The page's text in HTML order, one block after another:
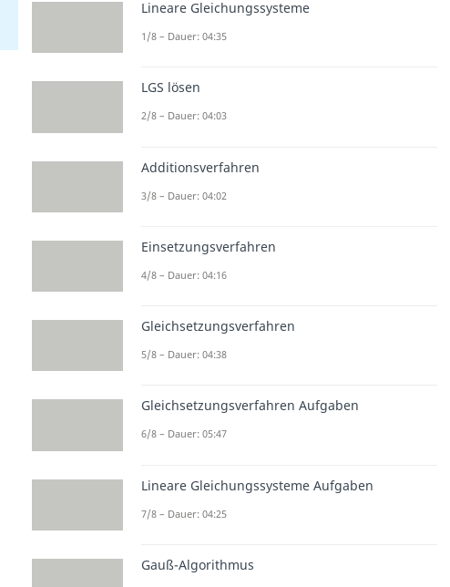
Lineare Gleichungssysteme
1/8 – Dauer: 04:35
LGS lösen
2/8 – Dauer: 04:03
Additionsverfahren
3/8 – Dauer: 04:02
Einsetzungsverfahren
4/8 – Dauer: 04:16
Gleichsetzungsverfahren
5/8 – Dauer: 04:38
Gleichsetzungsverfahren Aufgaben
6/8 – Dauer: 05:47
Lineare Gleichungssysteme Aufgaben
7/8 – Dauer: 04:25
Gauß-Algorithmus